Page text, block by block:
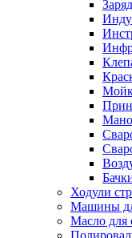
Ходули
Машины
Масло для